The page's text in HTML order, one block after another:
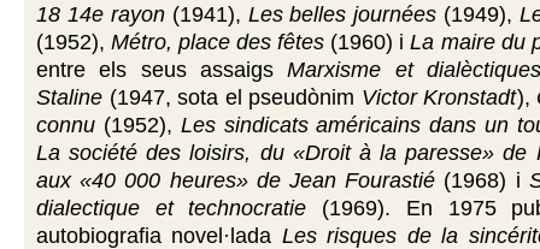
18 14e rayon(1941), Les belles journées (1949),
(1952),Métro, place des fêtes (1960) iLa maire du
entre els seus assaigsMarxisme et
Staline (1947, sota el pseudònim Victor Kronstadt),
connu (1952), Les sindicats américains dans un
La société des loisirs, du «Droit à la paresse» de
aux «40 000 heures» de Jean Fourastié (1968) i
dialectique et technocratie (1969). En 1975
autobiografia novel·lada Les risques de la